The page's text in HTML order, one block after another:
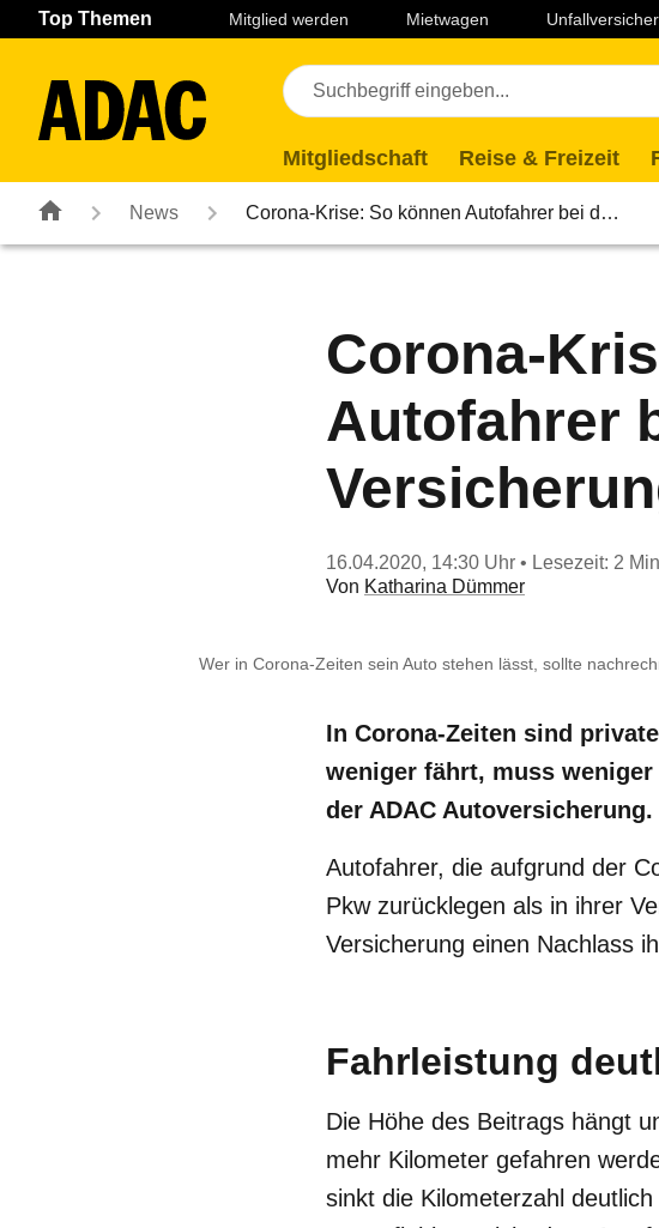
Navigation Seiteninhalt Fußzeile
Top Themen Mitglied werden Mietwagen
Mitgliedschaft Reise & Freizeit
News Corona-Krise: So können Autofahrer bei d…
Corona-
Autofahrer
16.04.2020, 14:30 Uhr • Lesezeit: 2
Von Katharina Dümmer
Wer in Corona-Zeiten sein Auto stehen lässt, sollte
In Corona-Zeiten sind
weniger fährt, muss
der ADAC Autoversicherung.
Autofahrer, die aufgrund der
Pkw zurücklegen als in ihrer
Versicherung einen Nachlass
Fahrleistung
Die Höhe des Beitrags hängt
mehr Kilometer gefahren
sinkt die Kilometerzahl